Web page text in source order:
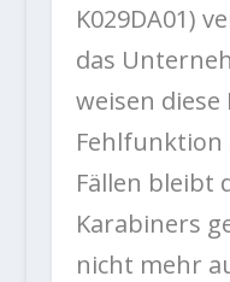
K029DA01)
das
weisen
Fehlfunktion
Fällen bleibt
Karabiners
nicht mehr